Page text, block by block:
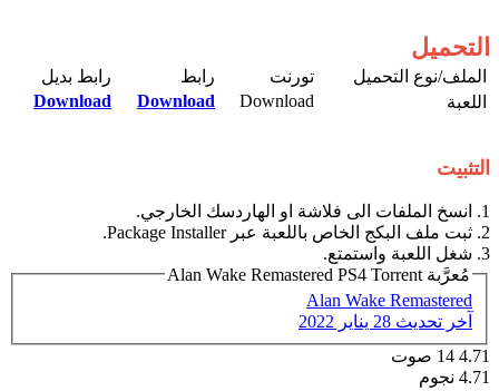
التحميل
الملف/نوع التحميل​ تورنت​ رابط​
رابط بديل​
اللعبة​
Download​
Download
Download
التثبيت
1. انسخ الملفات الى فلاشة او الهاردسك الخارجي.
2. ثبت ملف البكج الخاص باللعبة عبر Package Installer.
3. شغل اللعبة واستمتع.
مُعرَّبة Alan Wake Remastered PS4 Torrent
Alan Wake Remastered
آخر تحديث 28 يناير 2022
4.71
14 صوت
4.71 نجوم